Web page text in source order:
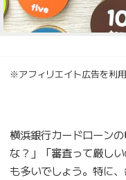
※アフィリエイト広告を利用
横浜銀行カードローン
な？」「審査って厳し
も多いでしょう。特に